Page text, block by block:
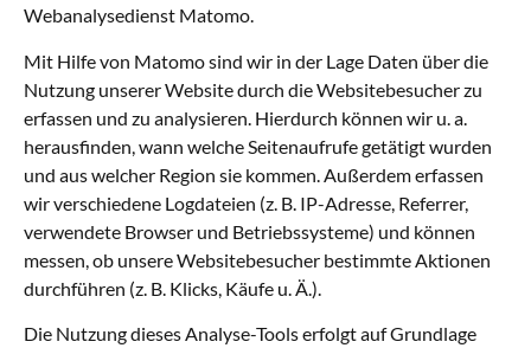
Webanalysedienst Matomo.
Mit Hilfe von Matomo sind wir in der Lage Daten über die
Nutzung unserer Website durch die Websitebesucher zu
erfassen und zu analysieren. Hierdurch können wir u. a.
herausfinden, wann welche Seitenaufrufe getätigt wurden
und aus welcher Region sie kommen. Außerdem erfassen
wir verschiedene Logdateien (z. B. IP-Adresse, Referrer,
verwendete Browser und Betriebssysteme) und können
messen, ob unsere Websitebesucher bestimmte Aktionen
durchführen (z. B. Klicks, Käufe u. Ä.).
Die Nutzung dieses Analyse-Tools erfolgt auf Grundlage